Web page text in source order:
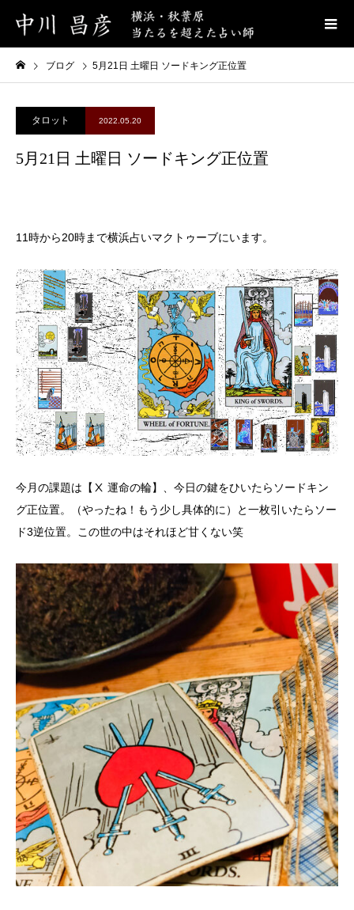
ブログ 5月21日 土曜日 ソードキング正位置
タロット 2022.05.20
5月21日 土曜日 ソードキング正位置
11時から20時まで横浜占いマクトゥーブにいます。
今月の課題は【Ⅹ 運命の輪】、今日の鍵をひいたらソードキン
グ正位置。（やったね！もう少し具体的に）と一枚引いたらソー
ド3逆位置。この世の中はそれほど甘くない笑